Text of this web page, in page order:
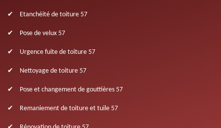
Etanchéité de toiture 57
Pose de velux 57
Urgence fuite de toiture 57
Nettoyage de toiture 57
Pose et changement de gouttières 57
Remaniement de toiture et tuile 57